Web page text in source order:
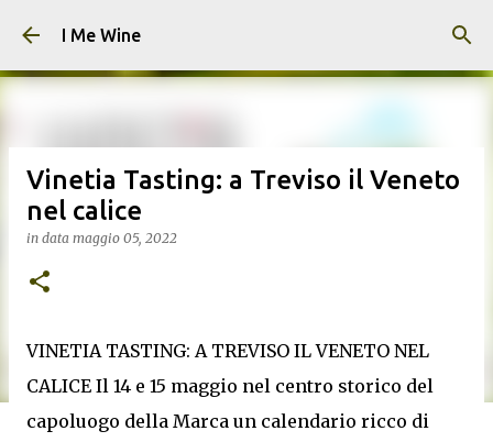
Passa ai contenuti principali
I Me Wine
Vinetia Tasting: a Treviso il Veneto
nel calice
in data maggio 05, 2022
VINETIA TASTING: A TREVISO IL VENETO NEL
CALICE Il 14 e 15 maggio nel centro storico del
capoluogo della Marca un calendario ricco di